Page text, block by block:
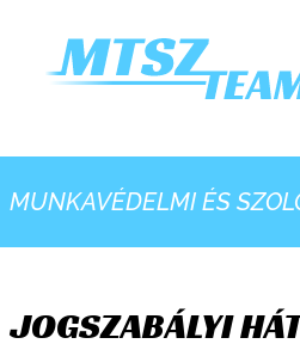
MUNKAVÉDELMI ÉS
JOGSZABÁLYI